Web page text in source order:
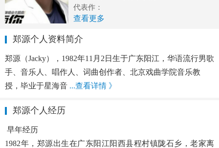
代表作：
查看更多
郑源个人资料简介
郑源（Jacky），1982年11月2日生于广东阳江，华语流行男歌
手、音乐人、唱作人、词曲创作者、北京戏曲学院音乐教
授，毕业于星海音 ...查看详情 》
郑源个人经历
早年经历
1982年，郑源出生在广东阳江阳西县程村镇陇石乡，老家离